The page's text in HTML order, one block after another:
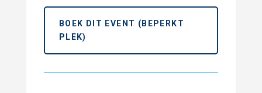
BOEK DIT EVENT (BEPERKT
PLEK)